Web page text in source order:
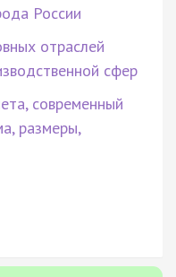
России
отраслей
сфер
современный
размеры,